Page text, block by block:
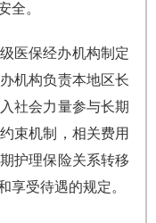
全。
医保经办机构制定
机构负责本地区长
社会力量参与长期
束机制，相关费用
护理保险关系转移
享受待遇的规定。